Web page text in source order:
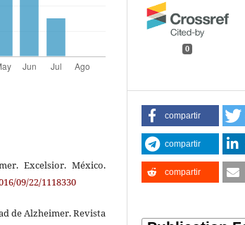
Excelsior. México.
09/22/1118330
de Alzheimer. Revista
0
compartir
compartir
compartir